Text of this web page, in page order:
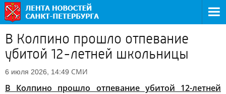
В Колпино прошло отпевание
убитой 12-летней школьницы
6 июля 2026, 14:49 СМИ
В Колпино прошло отпевание убитой 12-летней